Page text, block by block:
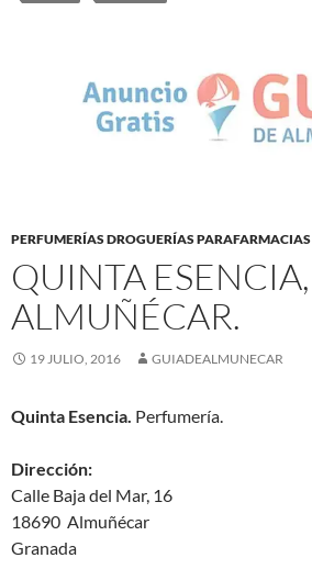
PERFUMERÍAS DROGUERÍAS PARAFARMACIAS
QUINTA ESENCIA,
ALMUÑÉCAR.
19 JULIO, 2016 GUIADEALMUNECAR
Quinta Esencia. Perfumería.
Dirección:
Calle Baja del Mar, 16
18690 Almuñécar
Granada